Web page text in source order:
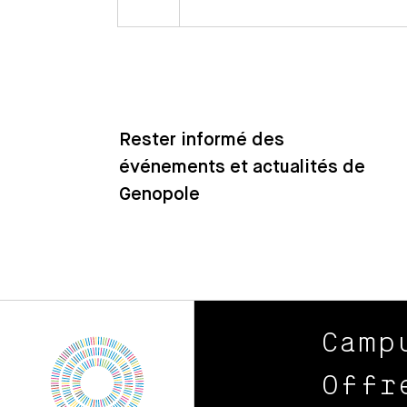
Rester informé des
événements et actualités de
Genopole